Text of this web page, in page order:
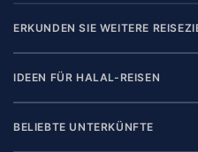
ERKUNDEN SIE WEITERE
IDEEN FÜR HALAL-REISEN
BELIEBTE UNTERKÜNFTE